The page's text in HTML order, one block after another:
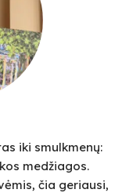
iki smulkmenų:
medžiagos.
čia geriausi,